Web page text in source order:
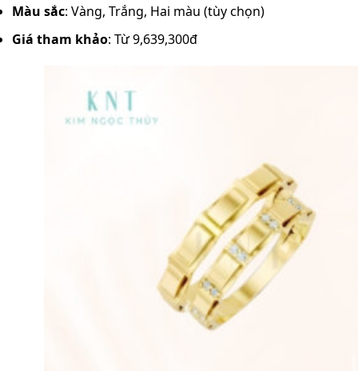
Màu sắc: Vàng, Trắng, Hai màu (tùy chọn)
Giá tham khảo: Từ 9,639,300đ